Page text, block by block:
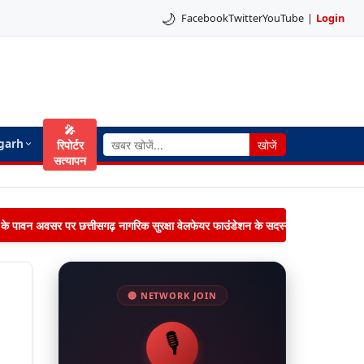
🌙 FacebookTwitterYouTube | Login
🎤
रिपोर्टर
सत्यापन
खोजें
के पावन अवसर पर छत्तीसगढ़ नागरिक सुरक्षा वेलफेयर फाउंडेशन के सदस्यों द्वारा जनपद
🔴 NETWORK JOIN
🎙️